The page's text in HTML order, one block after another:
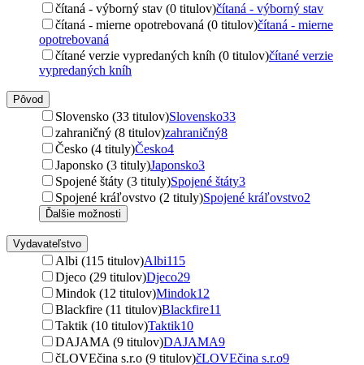
čítaná - výborný stav (0 titulov)čítaná - výborný stav
čítaná - mierne opotrebovaná (0 titulov)čítaná - mierne
opotrebovaná
čítané verzie vypredaných kníh (0 titulov)čítané verzie
vypredaných kníh
Pôvod
Slovensko (33 titulov)Slovensko33
zahraničný (8 titulov)zahraničný8
Česko (4 tituly)Česko4
Japonsko (3 tituly)Japonsko3
Spojené štáty (3 tituly)Spojené štáty3
Spojené kráľovstvo (2 tituly)Spojené kráľovstvo2
Ďalšie možnosti
Vydavateľstvo
Albi (115 titulov)Albi115
Djeco (29 titulov)Djeco29
Mindok (12 titulov)Mindok12
Blackfire (11 titulov)Blackfire11
Taktik (10 titulov)Taktik10
DAJAMA (9 titulov)DAJAMA9
čLOVEčina s.r.o (9 titulov)čLOVEčina s.r.o9